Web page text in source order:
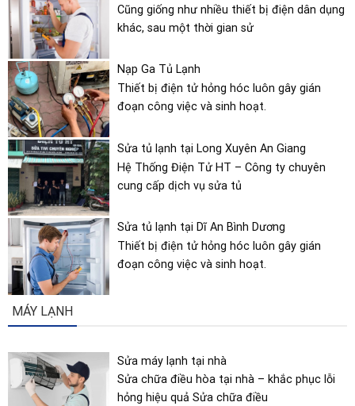
khác, sau một thời gian sử
Thiết bị điện tử hỏng hóc luôn gây gián
đoạn công việc và sinh hoạt.
Hệ Thống Điện Tử HT – Công ty chuyên
cung cấp dịch vụ sửa tủ
Thiết bị điện tử hỏng hóc luôn gây gián
đoạn công việc và sinh hoạt.
MÁY LẠNH
Sửa chữa điều hòa tại nhà – khắc phục lỗi
hỏng hiệu quả Sửa chữa điều